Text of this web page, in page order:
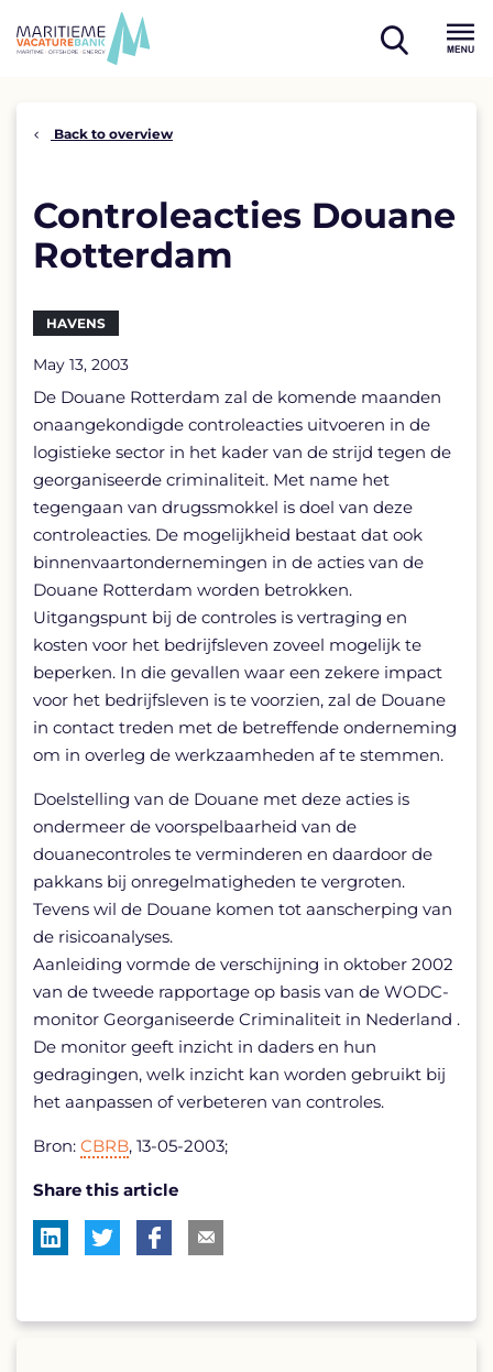
open
Back to overview
Controleacties Douane
Rotterdam
HAVENS
May 13, 2003
De Douane Rotterdam zal de komende maanden
onaangekondigde controleacties uitvoeren in de
logistieke sector in het kader van de strijd tegen de
georganiseerde criminaliteit. Met name het
tegengaan van drugssmokkel is doel van deze
controleacties. De mogelijkheid bestaat dat ook
binnenvaartondernemingen in de acties van de
Douane Rotterdam worden betrokken.
Uitgangspunt bij de controles is vertraging en
kosten voor het bedrijfsleven zoveel mogelijk te
beperken. In die gevallen waar een zekere impact
voor het bedrijfsleven is te voorzien, zal de Douane
in contact treden met de betreffende onderneming
om in overleg de werkzaamheden af te stemmen.
Doelstelling van de Douane met deze acties is
ondermeer de voorspelbaarheid van de
douanecontroles te verminderen en daardoor de
pakkans bij onregelmatigheden te vergroten.
Tevens wil de Douane komen tot aanscherping van
de risicoanalyses.
Aanleiding vormde de verschijning in oktober 2002
van de tweede rapportage op basis van de WODC-
monitor Georganiseerde Criminaliteit in Nederland .
De monitor geeft inzicht in daders en hun
gedragingen, welk inzicht kan worden gebruikt bij
het aanpassen of verbeteren van controles.
Bron: CBRB, 13-05-2003;
Share this article